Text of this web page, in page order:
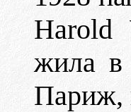
Harold
жила в
Париж,